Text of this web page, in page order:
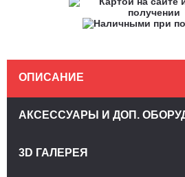
ОПИСАНИЕ
АКСЕССУАРЫ И ДОП.
3D ГАЛЕРЕЯ